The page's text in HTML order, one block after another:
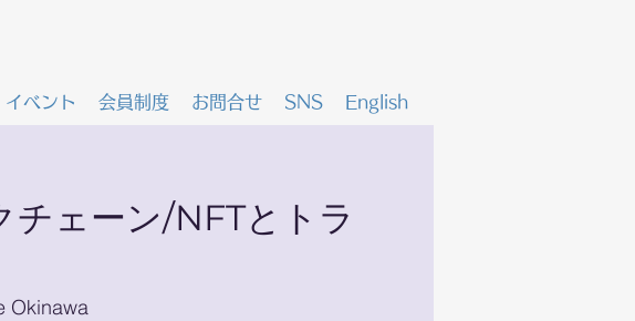
イベント 会員制度 お問合せ SNS English
ェーン/NFTとトラ
Okinawa